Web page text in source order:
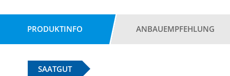
PRODUKTINFO ANBAUEMPFEHLUNG
SAATGUT